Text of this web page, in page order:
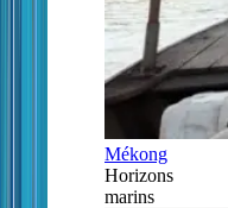
Mékong
Horizons
marins